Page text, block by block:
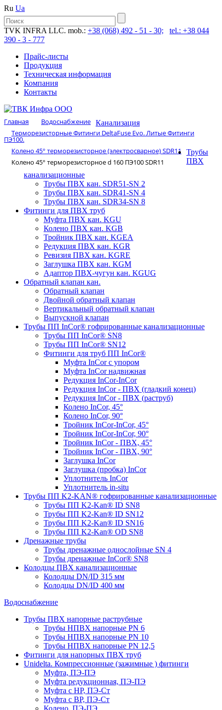
Ru Ua
TVK INFRA LLC. mob.: +38 (068) 492 - 51 - 30;
tel.: +38 044
390 - 3 - 777
Прайс-листы
Продукция
Техническая информация
Компания
Контакты
Главная
Водоснабжение
Терморезисторные Фитинги DeltaFuse Evo. Литые Фитинги
ПЭ100.
Колено 45° терморезисторное (электросварное) SDR11
Колено 45° терморезисторное d 160 ПЭ100 SDR11
Канализация
Трубы
ПВХ
канализационные
Трубы ПВХ кан. SDR51-SN 2
Трубы ПВХ кан. SDR41-SN 4
Трубы ПВХ кан. SDR34-SN 8
Фитинги для ПВХ труб
Муфта ПВХ кан. KGU
Колено ПВХ кан. KGB
Тройник ПВХ кан. KGEA
Редукция ПВХ кан. KGR
Ревизия ПВХ кан. KGRE
Заглушка ПВХ кан. KGM
Адаптор ПВХ-чугун кан. KGUG
Обратный клапан кан.
Обратный клапан
Двойной обратный клапан
Вертикальный обратный клапан
Выпускной клапан
Трубы ПП InCor® гофри­рованные канализационные
Трубы ПП InCor® SN8
Трубы ПП InCor® SN12
Фитинги для труб ПП InCor®
Муфта InCor с упором
Муфта InCor надвижная
Редукция InCor-InCor
Редукция InCor - ПВХ (гладкий конец)
Редукция InCor - ПВХ (раструб)
Колено InCor, 45°
Колено InCor, 90°
Тройник InCor-InCor, 45°
Тройник InCor-InCor, 90°
Тройник InCor - ПВХ, 45°
Тройник InCor - ПВХ, 90°
Заглушка InCor
Заглушка (пробка) InCor
Уплотнитель InCor
Уплотнитель in-situ
Трубы ПП K2-KAN® гофри­рованные канализационные
Трубы ПП K2-Kan® ID SN8
Трубы ПП K2-Kan® ID SN12
Трубы ПП K2-Kan® ID SN16
Трубы ПП K2-Kan® OD SN8
Дренажные трубы
Трубы дренажные однослойные SN 4
Трубы дренажные InCor® SN8
Колодцы ПВХ канализационные
Колодцы DN/ID 315 мм
Колодцы DN/ID 400 мм
Водоснабжение
Трубы ПВХ напорные раструбные
Трубы НПВХ напорные PN 6
Трубы НПВХ напорные PN 10
Трубы НПВХ напорные PN 12,5
Фитинги для напорных ПВХ труб
Unidelta. Компрессионные (зажимные ) фитинги
Муфта, ПЭ-ПЭ
Муфта редукционная, ПЭ-ПЭ
Муфта с НР, ПЭ-Ст
Муфта с ВР, ПЭ-Ст
Колено, ПЭ-ПЭ